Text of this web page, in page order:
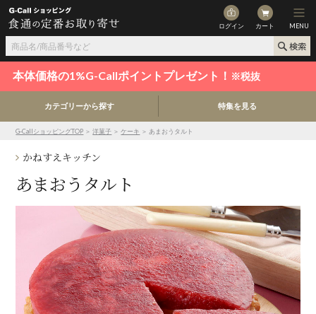
ログイン カート MENU
本体価格の1%G-Callポイントプレゼント！ ※税抜
カテゴリーから探す 特集を見る
G-CallショッピングTOP ＞洋菓子 ＞ケーキ ＞ あまおうタルト
かねすえキッチン
あまおうタルト